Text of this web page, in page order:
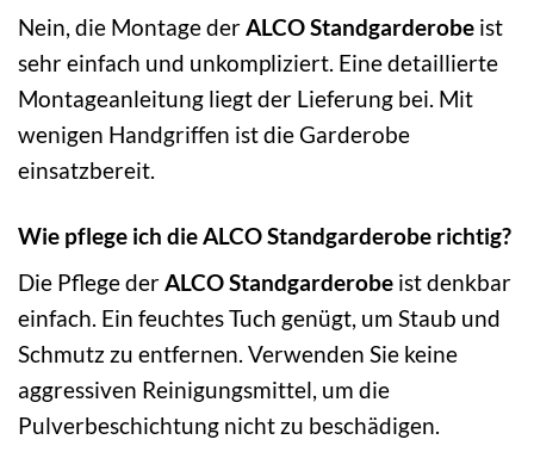
Nein, die Montage derALCO Standgarderobe ist
sehr einfach und unkompliziert. Eine detaillierte
Montageanleitung liegt der Lieferung bei. Mit
wenigen Handgriffen ist die Garderobe
einsatzbereit.
Wie pflege ich die ALCO Standgarderobe richtig?
Die Pflege derALCO Standgarderobe ist denkbar
einfach. Ein feuchtes Tuch genügt, um Staub und
Schmutz zu entfernen. Verwenden Sie keine
aggressiven Reinigungsmittel, um die
Pulverbeschichtung nicht zu beschädigen.